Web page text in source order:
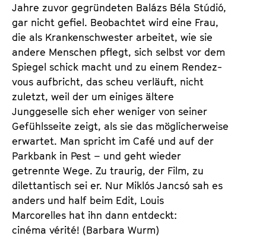
Jahre zuvor gegründeten Balázs Béla Stúdió,
gar nicht gefiel. Beobachtet wird eine Frau,
die als Krankenschwester arbeitet, wie sie
andere Menschen pflegt, sich selbst vor dem
Spiegel schick macht und zu einem Rendez-
vous aufbricht, das scheu verläuft, nicht
zuletzt, weil der um einiges ältere
Junggeselle sich eher weniger von seiner
Gefühlsseite zeigt, als sie das möglicherweise
erwartet. Man spricht im Café und auf der
Parkbank in Pest – und geht wieder
getrennte Wege. Zu traurig, der Film, zu
dilettantisch sei er. Nur Miklós Jancsó sah es
anders und half beim Edit, Louis
Marcorelles hat ihn dann entdeckt:
cinéma vérité! (Barbara Wurm)